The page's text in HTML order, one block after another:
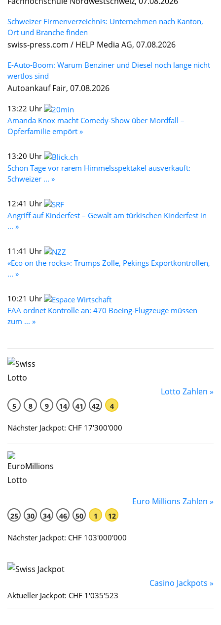
Schweizer Firmenverzeichnis: Unternehmen nach Kanton,
Ort und Branche finden
swiss-press.com / HELP Media AG, 07.08.2026
E-Auto-Boom: Warum Benziner und Diesel noch lange nicht
wertlos sind
Autoankauf Fair, 07.08.2026
13:22 Uhr
Amanda Knox macht Comedy-Show über Mordfall –
Opferfamilie empört »
13:20 Uhr
Schon Tage vor rarem Himmelsspektakel ausverkauft:
Schweizer ... »
12:41 Uhr
Angriff auf Kinderfest – Gewalt am türkischen Kinderfest in
... »
11:41 Uhr
«Eco on the rocks»: Trumps Zölle, Pekings Exportkontrollen,
... »
10:21 Uhr
FAA ordnet Kontrolle an: 470 Boeing-Flugzeuge müssen
zum ... »
Lotto Zahlen »
5 8 9 14 41 42 4
Nächster Jackpot: CHF 17'300'000
Euro Millions Zahlen »
25 30 34 46 50 1 12
Nächster Jackpot: CHF 103'000'000
Casino Jackpots »
Aktueller Jackpot: CHF 1'035'523